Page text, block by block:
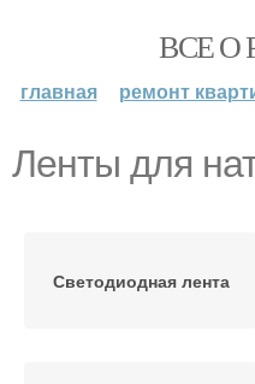
ВСЕ О
главная ремонт
Ленты для
Светодиодная лента